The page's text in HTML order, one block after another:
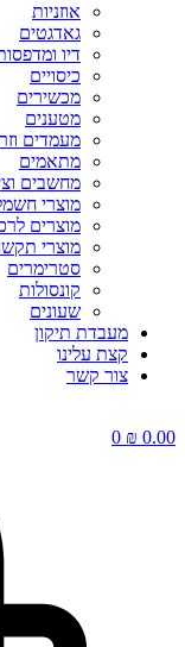
אוזניות
גאדגטים
דיו ומדפסות
כיסויים
מכשירים
מטענים
מעמדים
מתאמים
מחשבים
מוצרי
מוצרים
מוצרי
סטרימרים
קונסולות
שעונים
מעבדת תיקון
קצת עלינו
צור קשר
₪0.00
0